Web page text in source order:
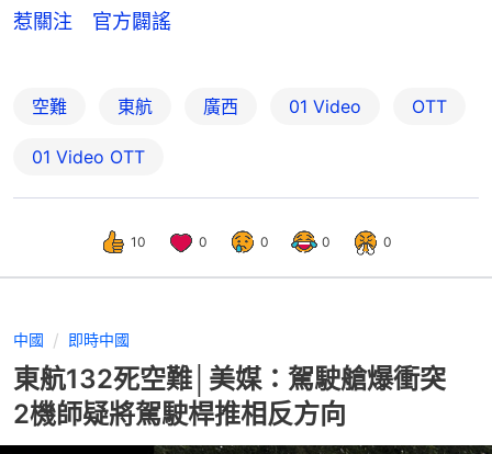
惹關注 官方闢謠
空難 東航 廣西 01 Video OTT
01‌ ‌Video‌ ‌OTT
10 0 0 0 0
中國 即時中國
東航132死空難│美媒：駕駛艙爆衝突
2機師疑將駕駛桿推相反方向